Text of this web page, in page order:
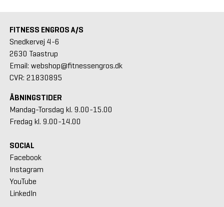
FITNESS ENGROS A/S
Snedkervej 4-6
2630 Taastrup
Email: webshop@fitnessengros.dk
CVR: 21830895
ÅBNINGSTIDER
Mandag-Torsdag kl. 9.00-15.00
Fredag kl. 9.00-14.00
SOCIAL
Facebook
Instagram
YouTube
LinkedIn